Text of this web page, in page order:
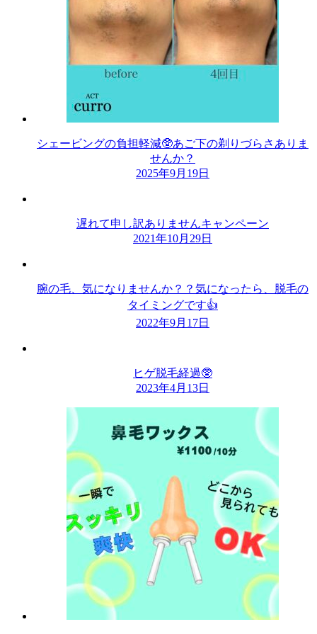
シェービングの負担軽減🥸あご下の剃りづらさありま
せんか？
2025年9月19日
遅れて申し訳ありませんキャンペーン
2021年10月29日
腕の毛、気になりませんか？？気になったら、脱毛の
タイミングです👍
2022年9月17日
ヒゲ脱毛経過🥸
2023年4月13日